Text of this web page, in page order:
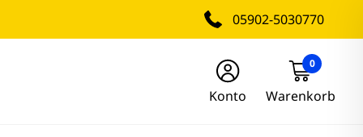
05902-5030770
Konto
0
Warenkorb